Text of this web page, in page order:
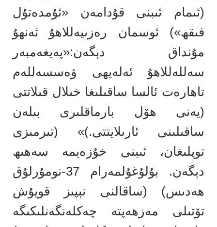
(ئىمام ئىبنى قۇدامەن «ئۇمدەتۇل
فىقھ») ئوسمان رەزىيەللاھۇ ئەنھۇ
مۇنداق دېگەن:«پەيغەمبەر
سەللەللاھۇ ئەلەيھى ۋەسسەللەم
تاھارەت ئالسا ساقىلىغا خىلال قىلاتتى
(يەنى ھۆل بارماقلىرى بىلەن
ساقىلىنى ئارىلايتتى.)» (تىرمىزى
توپلىغان، ئىبنى خۇزەيمە سەھىھ
دېگەن. بۇلۇغۇلمەرام 37-نومۇرلۇق
ھەدىس) (ساقالنى نېپىز قويۇش
تۆتىلى مەزھەپتە چەكلەنگەنلىكىگە